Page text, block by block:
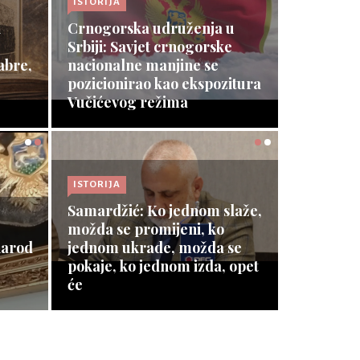
Crnogorska udruženja u
Srbiji: Savjet crnogorske
nacionalne manjine se
pozicionirao kao ekspozitura
Vučićevog režima
Opširnije ⇾
ISTORIJA
Ostavke ili malo s'utra
Opširnije ⇾